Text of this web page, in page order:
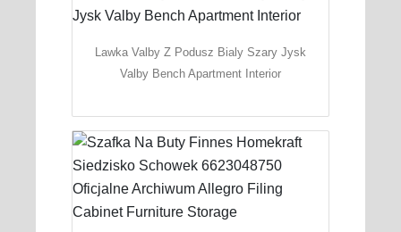
Lawka Valby Z Podusz Bialy Szary Jysk
Valby Bench Apartment Interior